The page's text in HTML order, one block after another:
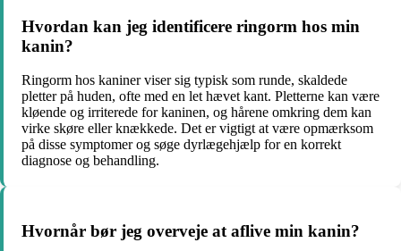
Hvordan kan jeg identificere ringorm hos min
kanin?
Ringorm hos kaniner viser sig typisk som runde, skaldede
pletter på huden, ofte med en let hævet kant. Pletterne kan være
kløende og irriterede for kaninen, og hårene omkring dem kan
virke skøre eller knækkede. Det er vigtigt at være opmærksom
på disse symptomer og søge dyrlægehjælp for en korrekt
diagnose og behandling.
Hvornår bør jeg overveje at aflive min kanin?